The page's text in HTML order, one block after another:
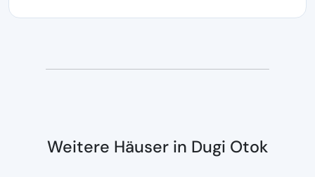
Weitere Häuser in Dugi Otok